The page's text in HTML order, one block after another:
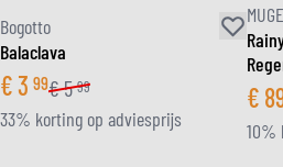
Bogotto
Balaclava
€3 99€5 99
33% korting op adviesprijs
€
10%